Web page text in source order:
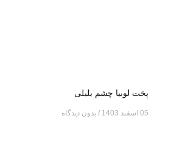
پخت لوبیا چشم بلبلی
05 اسفند 1403 بدون دیدگاه